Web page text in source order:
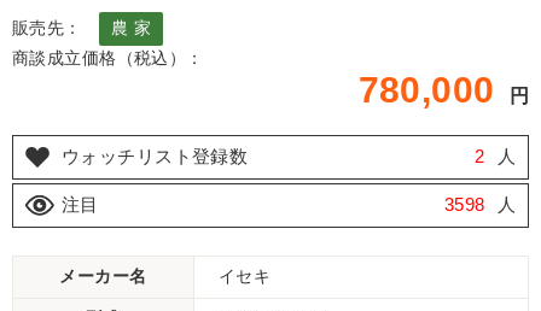
販売先：
農 家
商談成立価格（税込）：
780,000 円
ウォッチリスト登録数 2 人
注目 3598 人
メーカー名 イセキ